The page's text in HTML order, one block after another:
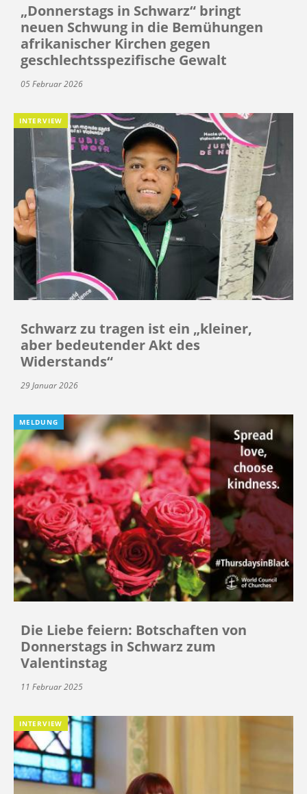
„Donnerstags in Schwarz“ bringt
neuen Schwung in die Bemühungen
afrikanischer Kirchen gegen
geschlechtsspezifische Gewalt
05 Februar 2026
INTERVIEW
Schwarz zu tragen ist ein „kleiner,
aber bedeutender Akt des
Widerstands“
29 Januar 2026
MELDUNG
Die Liebe feiern: Botschaften von
Donnerstags in Schwarz zum
Valentinstag
11 Februar 2025
INTERVIEW